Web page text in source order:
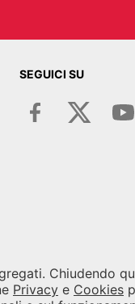
SEGUICI SU
Chiudendo
Privacy e Cookies